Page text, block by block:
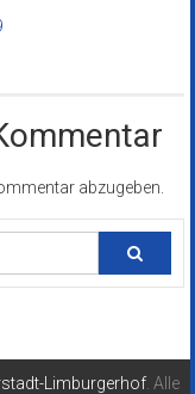
abzugeben.
Limburgerhof . Alle